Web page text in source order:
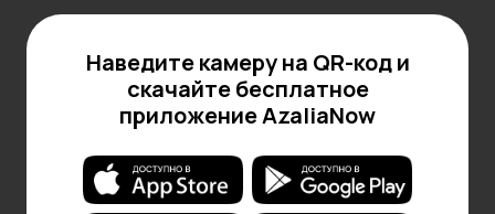
Наведите камеру на QR-код и
скачайте бесплатное
приложение AzaliaNow